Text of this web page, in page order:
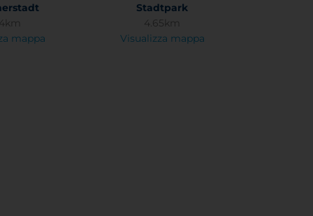
mappa
Stadtpark
4.65km
Visualizza mappa